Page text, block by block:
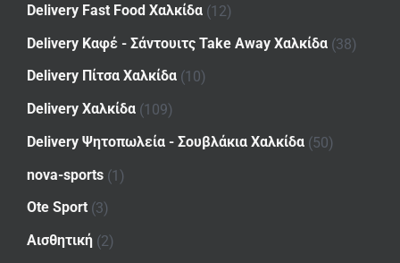
Delivery Fast Food Χαλκίδα (12)
Delivery Καφέ - Σάντουιτς Take Away Χαλκίδα (38)
Delivery Πίτσα Χαλκίδα (10)
Delivery Χαλκίδα (109)
Delivery Ψητοπωλεία - Σουβλάκια Χαλκίδα (50)
nova-sports (1)
Ote Sport (3)
Αισθητική (2)